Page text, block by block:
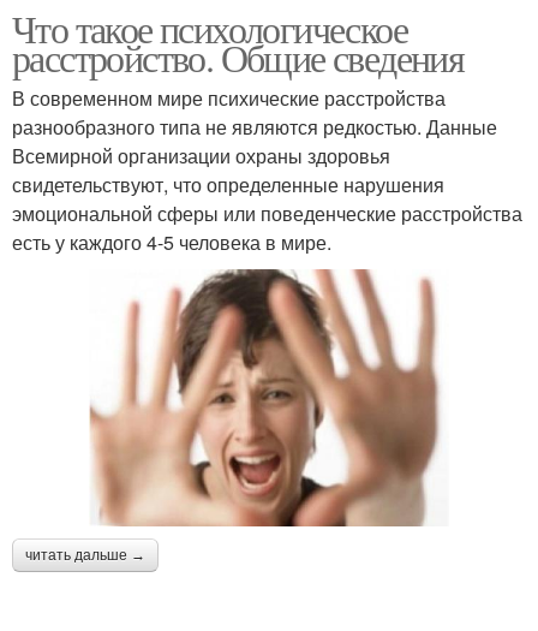
Что такое психологическое
расстройство. Общие сведения
В современном мире психические расстройства
разнообразного типа не являются редкостью. Данные
Всемирной организации охраны здоровья
свидетельствуют, что определенные нарушения
эмоциональной сферы или поведенческие расстройства
есть у каждого 4-5 человека в мире.
читать дальше →